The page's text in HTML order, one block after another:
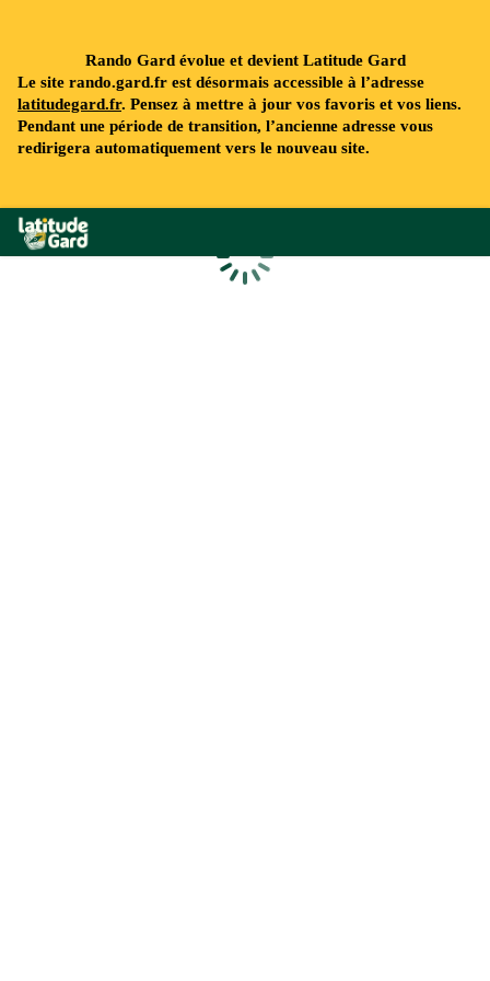
Rando Gard évolue et devient Latitude Gard
Le site rando.gard.fr est désormais accessible à l’adresse
latitudegard.fr. Pensez à mettre à jour vos favoris et vos liens.
Pendant une période de transition, l’ancienne adresse vous
redirigera automatiquement vers le nouveau site.
Rando Gard
Chargement